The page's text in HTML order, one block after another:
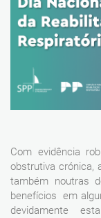
Com evidência
obstrutiva crónica,
também noutras
benefícios em
devidamente